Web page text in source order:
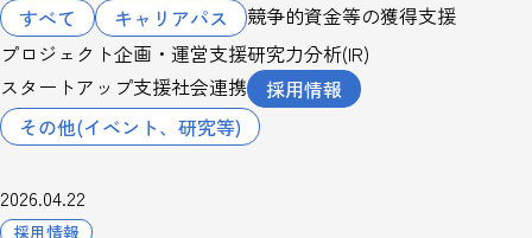
すべて キャリアパス
競争的資金等の獲得支援
プロジェクト企画・運営支援研究力分析(IR)
スタートアップ支援社会連携
採用情報
その他(イベント、研究等)
2026.04.22
採用情報